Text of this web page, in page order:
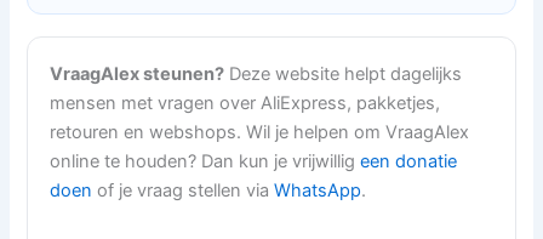
VraagAlex steunen? Deze website helpt dagelijks
mensen met vragen over AliExpress, pakketjes,
retouren en webshops. Wil je helpen om VraagAlex
online te houden? Dan kun je vrijwilligeen donatie
doen of je vraag stellen viaWhatsApp.